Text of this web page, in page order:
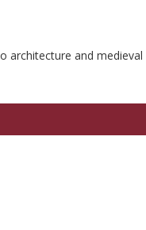
architecture and